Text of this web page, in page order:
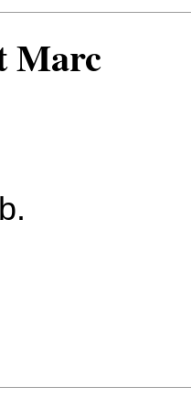
Marc